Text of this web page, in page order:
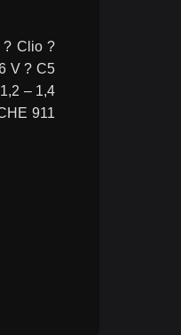
? Clio ?
V ? C5
– 1,4
911